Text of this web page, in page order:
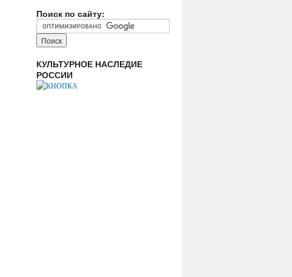
Поиск по сайту:
КУЛЬТУРНОЕ НАСЛЕДИЕ
РОССИИ